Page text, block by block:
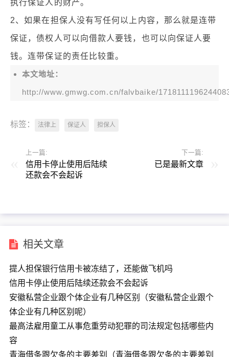
执行保证人的财产。
2、如果在担保人没有写任何以上内容，那么就是连带
保证，债权人可以向借款人要钱，也可以向保证人要
钱。连带保证的责任比较重。
本文地址：
http://www.gmwg.com.cn/falvbaike/
标签： 法律上 保证人 担保人
上一篇:
信用卡停止使用后陆续
还款会不会起诉
下一篇:
已是最新文章
相关文章
提人担保银行信用卡被冻结了，还能做飞机吗
信用卡停止使用后陆续还款会不会起诉
安徽私营企业跟个体企业有几种区别（安徽私营企业跟个
体企业有几种区别呢）
最高法雇用童工从事危重劳动犯罪的司法规定包括哪些内
容
青海借条跟欠条的主要差别（青海借条跟欠条的主要差别